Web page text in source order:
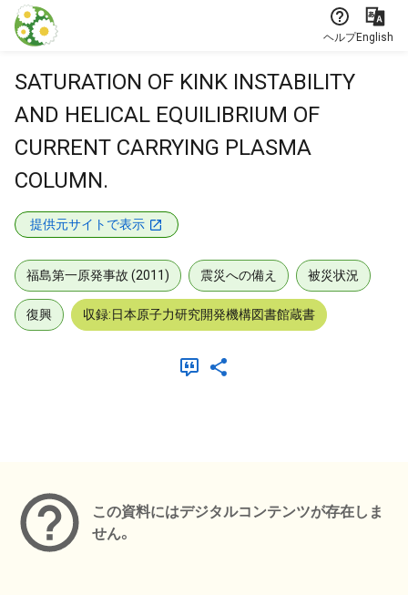
本文に飛ぶ
ヘルプEnglish
SATURATION OF KINK INSTABILITY
AND HELICAL EQUILIBRIUM OF
CURRENT CARRYING PLASMA
COLUMN.
提供元サイトで表示
福島第一原発事故 (2011) 震災への備え 被災状況
復興 収録:日本原子力研究開発機構図書館蔵書
この資料にはデジタルコンテンツが存在しま
せん。